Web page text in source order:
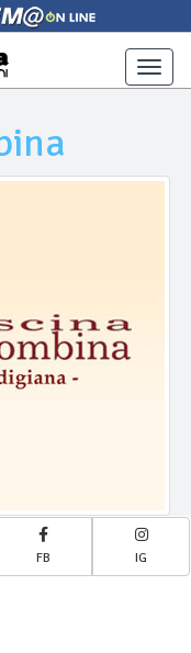
Toggle
FB IG